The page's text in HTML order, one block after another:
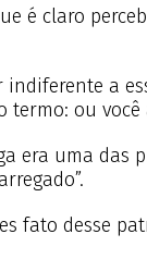
é claro
a
termo: ou
era uma das
fato desse